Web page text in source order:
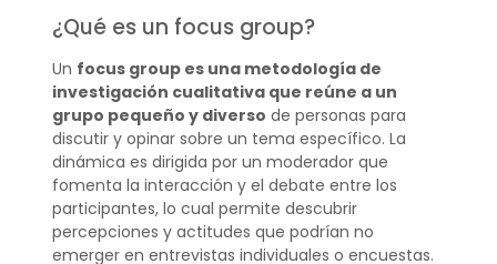
¿Qué es un focus group?
Un focus group es una metodología de
investigación cualitativa que reúne a un
grupo pequeño y diverso de personas para
discutir y opinar sobre un tema específico. La
dinámica es dirigida por un moderador que
fomenta la interacción y el debate entre los
participantes, lo cual permite descubrir
percepciones y actitudes que podrían no
emerger en entrevistas individuales o encuestas.